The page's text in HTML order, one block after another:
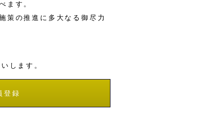
ます。
策の推進に多大なる御尽力
します。
登録